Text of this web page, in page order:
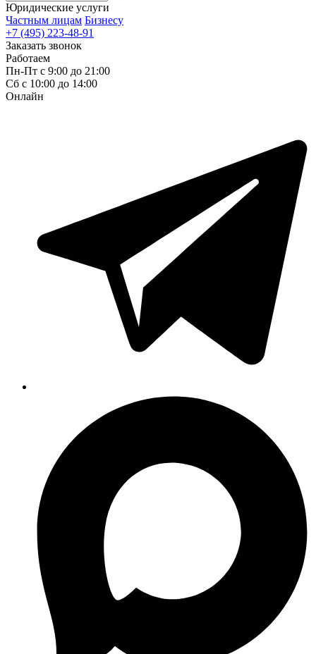
Юридические услуги
Частным лицам Бизнесу
+7 (495) 223-48-91
Заказать звонок
Работаем
Пн-Пт с 9:00 до 21:00
Сб с 10:00 до 14:00
Онлайн